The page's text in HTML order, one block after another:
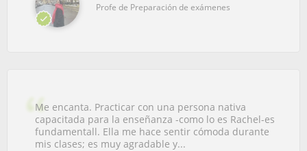
Profe de Preparación de exámenes
Me encanta. Practicar con una persona nativa
capacitada para la enseñanza -como lo es Rachel-es
fundamentall. Ella me hace sentir cómoda durante
mis clases; es muy agradable y...